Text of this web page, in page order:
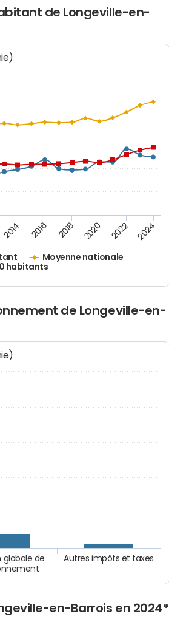
de Longeville-en-
Moyenne nationale
habitants
2014 2016 2018 2020 2022 2024
de Longeville-en-
Autres impôts et taxes
globale de
en-Barrois en 2024*